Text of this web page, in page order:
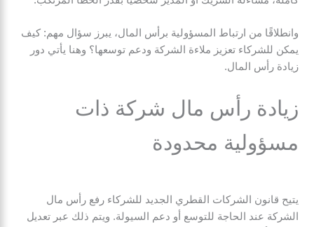
وانطلاقًا من ارتباط المسؤولية برأس المال، يبرز سؤال مهم: كيف
يمكن للشركاء تعزيز ملاءة الشركة ودعم توسعها؟ وهنا يأتي دور
زيادة رأس المال.
زيادة رأس مال شركة ذات
مسؤولية محدودة
يتيح قانون الشركات القطري الجديد للشركاء رفع رأس مال
الشركة عند الحاجة للتوسع أو دعم السيولة. ويتم ذلك عبر تعديل